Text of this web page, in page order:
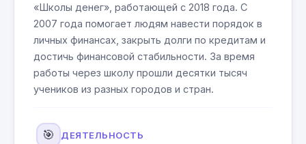
«Школы денег», работающей с 2018 года. С
2007 года помогает людям навести порядок в
личных финансах, закрыть долги по кредитам и
достичь финансовой стабильности. За время
работы через школу прошли десятки тысяч
учеников из разных городов и стран.
🎯 ДЕЯТЕЛЬНОСТЬ